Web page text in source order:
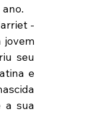
-
jovem
seu
e
a sua